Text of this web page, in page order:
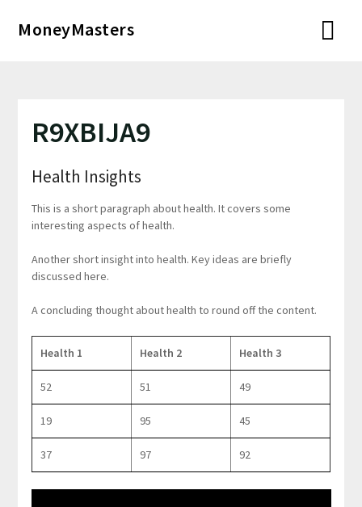
MoneyMasters
R9XBIJA9
Health Insights
This is a short paragraph about health. It covers some
interesting aspects of health.
Another short insight into health. Key ideas are briefly
discussed here.
A concluding thought about health to round off the content.
Health 1 Health 2 Health 3
52 51 49
19 95 45
37 97 92